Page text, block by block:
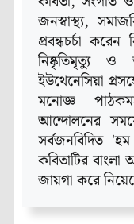
জনস্বাস্থ্য,
প্রবন্ধচর্চা
নিষ্কৃতিমৃত্যু
ইউথেনেসিয়া
মনোজ্ঞ
আন্দোলনের
সর্বজনবিদিত
কবিতাটির
জায়গা করে